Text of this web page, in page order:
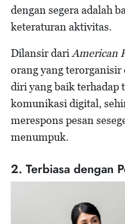
dengan segera adalah
keteraturan aktivitas.
Dilansir dari American
orang yang
diri yang baik terhadap
komunikasi digital,
merespons pesan
menumpuk.
2. Terbiasa dengan